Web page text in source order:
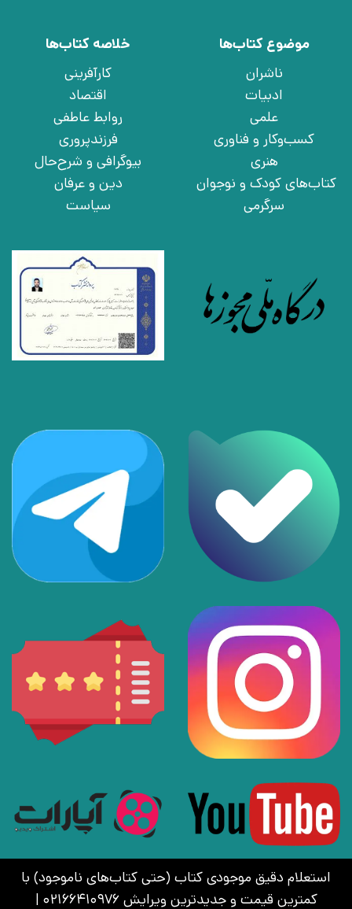
استعلام دقیق موجودی کتاب (حتی کتاب‌های ناموجود) با
کمترین قیمت و جدیدترین ویرایش 02166410976 |
موضوع کتاب‌ها
ناشران
ادبیات
علمی
کسب‌وکار و فناوری
هنری
کتاب‌های کودک و نوجوان
سرگرمی
خلاصه کتاب‌ها
کارآفرینی
اقتصاد
روابط عاطفی
فرزندپروری
بیوگرافی و شرح‌حال
دین و عرفان
سیاست